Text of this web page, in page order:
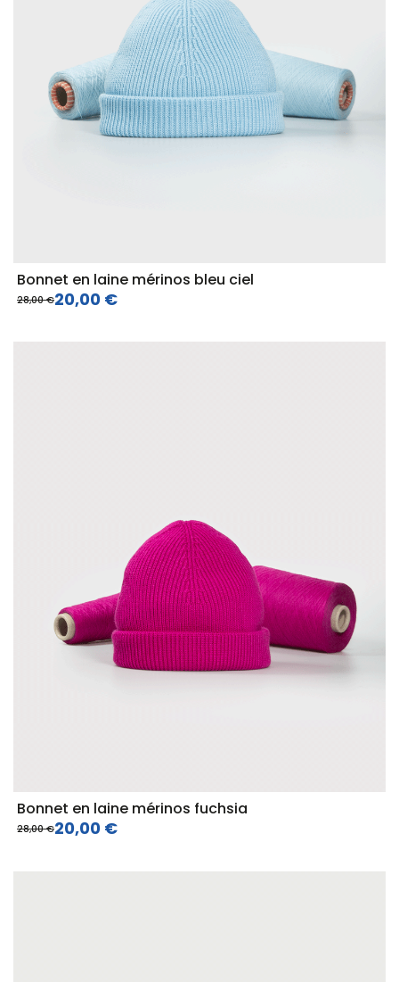
Bonnet en laine mérinos bleu ciel
28,00 €20,00 €
Bonnet en laine mérinos fuchsia
28,00 €20,00 €